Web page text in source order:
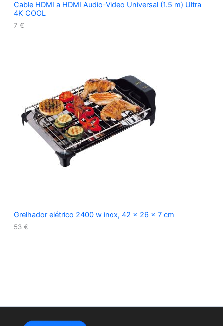
Cable HDMI a HDMI Audio-Video Universal (1.5 m) Ultra
4K COOL
7 €
Grelhador elétrico 2400 w inox, 42 x 26 x 7 cm
53 €